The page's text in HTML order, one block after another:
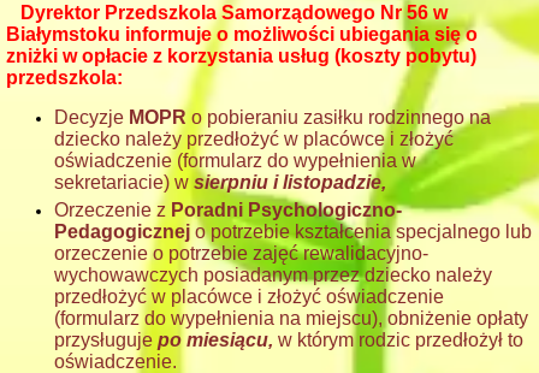
Dyrektor Przedszkola Samorządowego Nr 56 w
Białymstoku informuje o moż liwości ubiegania sięo
zniżki w opłacie z korzystania usług (koszty pobytu)
przedszkola:
Decyzje MOPR o pobieraniu zasiłku rodzinnego na
dziecko należy przedłożyć w placówce i złożyć
oświadczenie (formularz do wypełnienia w
sekretariacie) w sierpniu i listopadzie,
Orzeczenie z Poradni Psychologiczno-
Pedagogicznej o potrzebie kształcenia specjalnego lub
orzeczenie o potrzebie zajęć rewalidacyjno-
wychowawczych posiadanym przez dziecko należy
przedłożyć w placówce i złożyć oświadczenie
(formularz do wypełnienia na miejscu), obniżenie opłaty
przysługuje po miesiącu, w którym rodzic przedłożył to
oświadczenie.